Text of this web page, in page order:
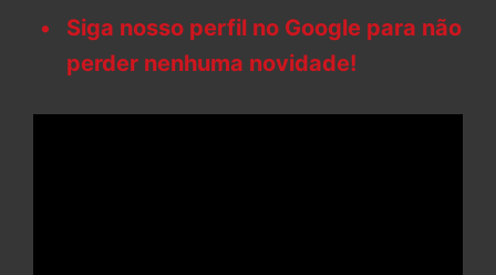
Siga nosso perfil no Google para não
perder nenhuma novidade!